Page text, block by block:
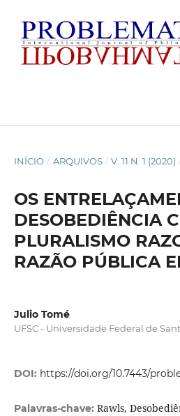
INÍCIO / ARQUIVOS / V. 11 N. 1 (2020)
OS
DESOBEDIÊNCIA
PLURALISMO
RAZÃO PÚBLICA
Julio Tomé
UFSC - Universidade Federal de
DOI: https://doi.org/10.7443/
Palavras-chave: Rawls,